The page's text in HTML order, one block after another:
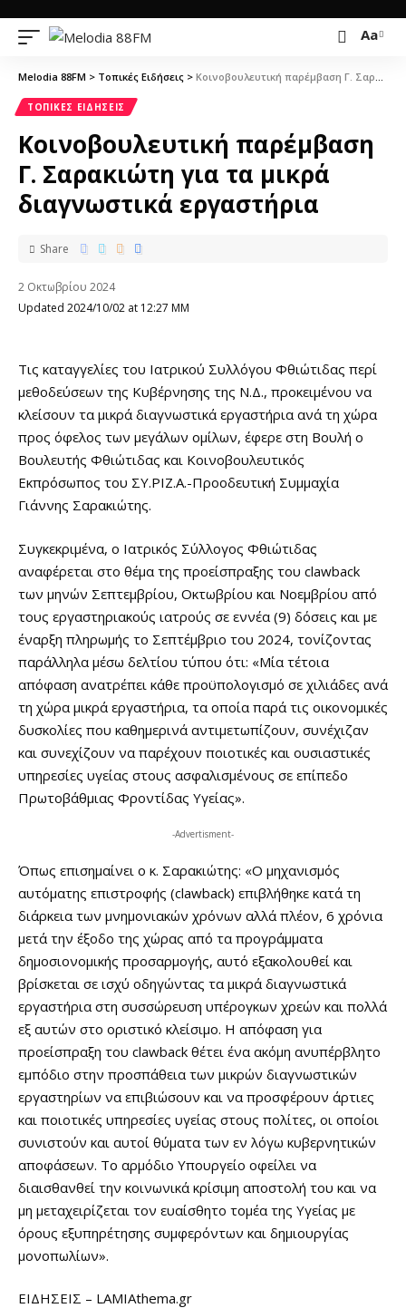
Aa
Melodia 88FM > Τοπικές Ειδήσεις > Κοινοβουλευτική παρέμβαση Γ. Σαρακιώτη για τα μικρά διαγνωστικά εργαστήρια
ΤΟΠΙΚΈΣ ΕΙΔΉΣΕΙΣ
Κοινοβουλευτική παρέμβαση
Γ. Σαρακιώτη για τα μικρά
διαγνωστικά εργαστήρια
2 Οκτωβρίου 2024
Updated 2024/10/02 at 12:27 ΜΜ
Share
Τις καταγγελίες του Ιατρικού Συλλόγου Φθιώτιδας περί
μεθοδεύσεων της Κυβέρνησης της Ν.Δ., προκειμένου να
κλείσουν τα μικρά διαγνωστικά εργαστήρια ανά τη χώρα
προς όφελος των μεγάλων ομίλων, έφερε στη Βουλή ο
Βουλευτής Φθιώτιδας και Κοινοβουλευτικός
Εκπρόσωπος του ΣΥ.ΡΙΖ.Α.-Προοδευτική Συμμαχία
Γιάννης Σαρακιώτης.
Συγκεκριμένα, ο Ιατρικός Σύλλογος Φθιώτιδας
αναφέρεται στο θέμα της προείσπραξης του clawback
των μηνών Σεπτεμβρίου, Οκτωβρίου και Νοεμβρίου από
τους εργαστηριακούς ιατρούς σε εννέα (9) δόσεις και με
έναρξη πληρωμής το Σεπτέμβριο του 2024, τονίζοντας
παράλληλα μέσω δελτίου τύπου ότι: «Μία τέτοια
απόφαση ανατρέπει κάθε προϋπολογισμό σε χιλιάδες ανά
τη χώρα μικρά εργαστήρια, τα οποία παρά τις οικονομικές
δυσκολίες που καθημερινά αντιμετωπίζουν, συνέχιζαν
και συνεχίζουν να παρέχουν ποιοτικές και ουσιαστικές
υπηρεσίες υγείας στους ασφαλισμένους σε επίπεδο
Πρωτοβάθμιας Φροντίδας Υγείας».
-Advertisment-
Όπως επισημαίνει ο κ. Σαρακιώτης: «Ο μηχανισμός
αυτόματης επιστροφής (clawback) επιβλήθηκε κατά τη
διάρκεια των μνημονιακών χρόνων αλλά πλέον, 6 χρόνια
μετά την έξοδο της χώρας από τα προγράμματα
δημοσιονομικής προσαρμογής, αυτό εξακολουθεί και
βρίσκεται σε ισχύ οδηγώντας τα μικρά διαγνωστικά
εργαστήρια στη συσσώρευση υπέρογκων χρεών και πολλά
εξ αυτών στο οριστικό κλείσιμο. Η απόφαση για
προείσπραξη του clawback θέτει ένα ακόμη ανυπέρβλητο
εμπόδιο στην προσπάθεια των μικρών διαγνωστικών
εργαστηρίων να επιβιώσουν και να προσφέρουν άρτιες
και ποιοτικές υπηρεσίες υγείας στους πολίτες, οι οποίοι
συνιστούν και αυτοί θύματα των εν λόγω κυβερνητικών
αποφάσεων. Το αρμόδιο Υπουργείο οφείλει να
διαισθανθεί την κοινωνικά κρίσιμη αποστολή του και να
μη μεταχειρίζεται τον ευαίσθητο τομέα της Υγείας με
όρους εξυπηρέτησης συμφερόντων και δημιουργίας
μονοπωλίων».
​ΕΙΔΗΣΕΙΣ – LAMIAthema.gr